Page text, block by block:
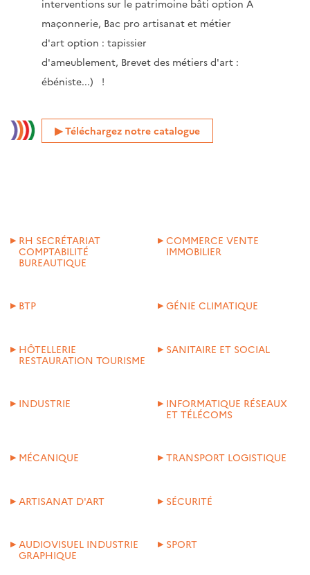
interventions sur le patrimoine bâti option A
maçonnerie, Bac pro artisanat et métier
d'art option : tapissier
d'ameublement, Brevet des métiers d'art :
ébéniste...) !
Téléchargez notre catalogue
RH SECRÉTARIAT
COMPTABILITÉ
BUREAUTIQUE
COMMERCE VENTE
IMMOBILIER
BTP GÉNIE CLIMATIQUE
HÔTELLERIE
RESTAURATION TOURISME
SANITAIRE ET SOCIAL
INDUSTRIE
INFORMATIQUE RÉSEAUX
ET TÉLÉCOMS
MÉCANIQUE TRANSPORT LOGISTIQUE
ARTISANAT D'ART SÉCURITÉ
AUDIOVISUEL INDUSTRIE
GRAPHIQUE
SPORT